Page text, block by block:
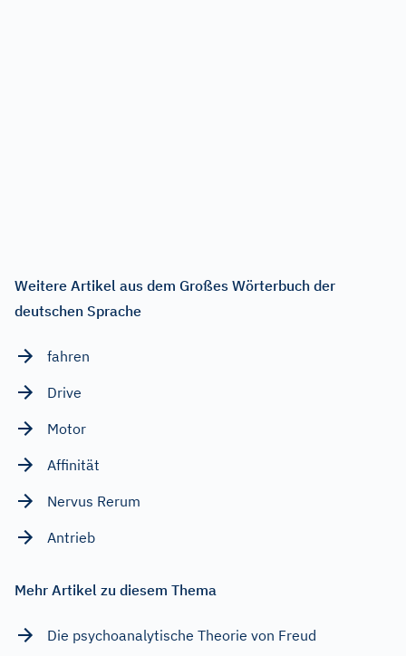
Weitere Artikel aus dem Großes Wörterbuch der
deutschen Sprache
fahren
Drive
Motor
Affinität
Nervus Rerum
Antrieb
Mehr Artikel zu diesem Thema
Die psychoanalytische Theorie von Freud